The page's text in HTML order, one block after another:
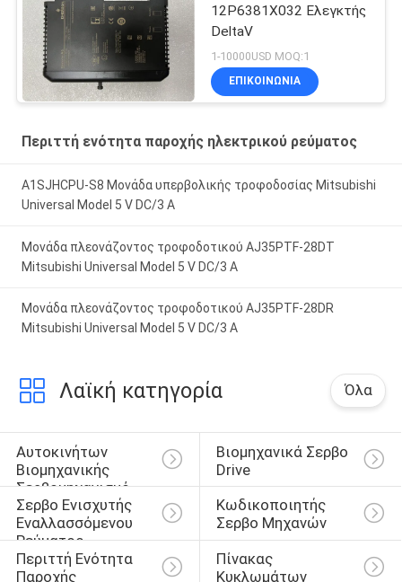
12P6381X032 Ελεγκτής
DeltaV
1-10000USD MOQ:1
ΕΠΙΚΟΙΝΩΝΊΑ
Περιττή ενότητα παροχής ηλεκτρικού ρεύματος
A1SJHCPU-S8 Μονάδα υπερβολικής τροφοδοσίας Mitsubishi
Universal Model 5 V DC/3 A
Μονάδα πλεονάζοντος τροφοδοτικού AJ35PTF-28DT
Mitsubishi Universal Model 5 V DC/3 A
Μονάδα πλεονάζοντος τροφοδοτικού AJ35PTF-28DR
Mitsubishi Universal Model 5 V DC/3 A
Λαϊκή κατηγορία Όλα
Αυτοκινήτων
Βιομηχανικής
Σερβομηχανισμό
Βιομηχανικά Σερβο
Drive
Σερβο Ενισχυτής
Εναλλασσόμενου
Ρεύματος
Κωδικοποιητής
Σερβο Μηχανών
Περιττή Ενότητα
Παροχής
Πίνακας
Κυκλωμάτων